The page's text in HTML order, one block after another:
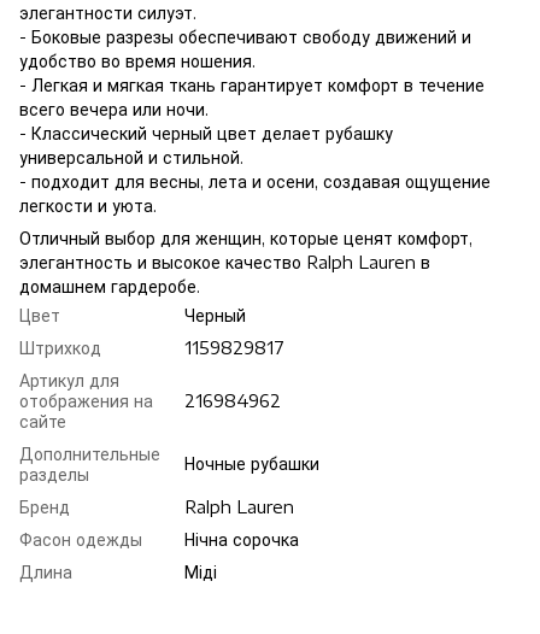
элегантности силуэт.
- Боковые разрезы обеспечивают свободу движений и
удобство во время ношения.
- Легкая и мягкая ткань гарантирует комфорт в течение
всего вечера или ночи.
- Классический черный цвет делает рубашку
универсальной и стильной.
- подходит для весны, лета и осени, создавая ощущение
легкости и уюта.
Отличный выбор для женщин, которые ценят комфорт,
элегантность и высокое качество Ralph Lauren в
домашнем гардеробе.
Цвет
Черный
Штрихкод
1159829817
Артикул для
отображения на
сайте
216984962
Дополнительные
разделы
Ночные рубашки
Бренд
Ralph Lauren
Фасон одежды
Нічна сорочка
Длина
Міді